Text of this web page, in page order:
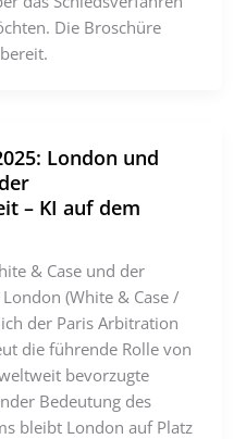
Die Broschüre
London und
– KI auf dem
& Case und der
(White & Case /
der Paris Arbitration
die führende Rolle von
bevorzugte
Bedeutung des
bleibt London auf Platz